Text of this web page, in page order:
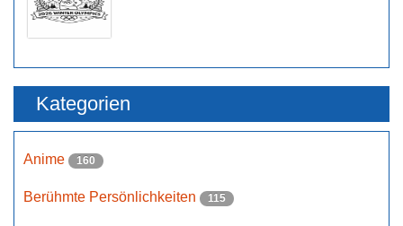
Kategorien
Anime 160
Berühmte Persönlichkeiten 115